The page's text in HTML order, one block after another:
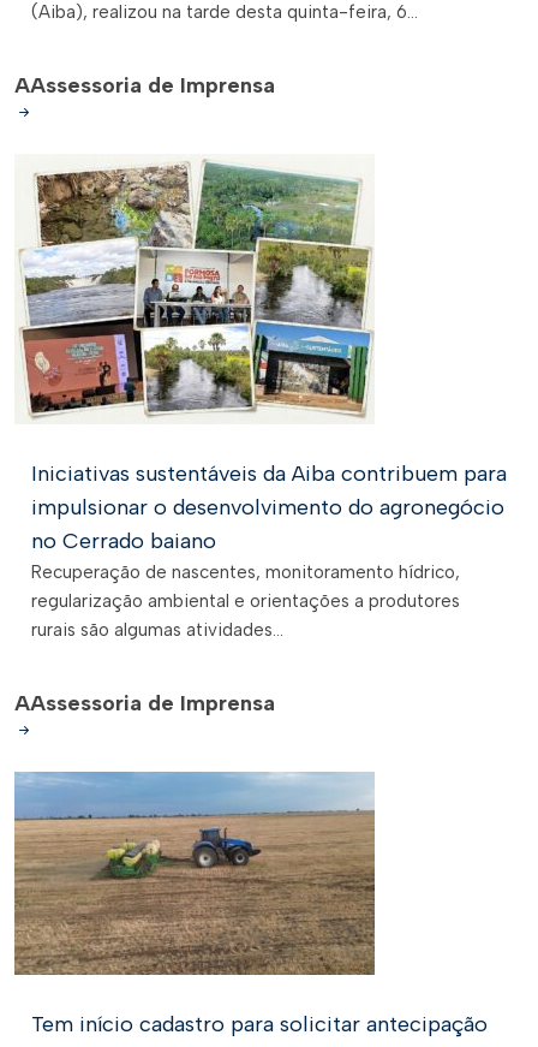
(Aiba), realizou na tarde desta quinta-feira, 6...
AAssessoria de Imprensa
Iniciativas sustentáveis da Aiba contribuem para
impulsionar o desenvolvimento do agronegócio
no Cerrado baiano
Recuperação de nascentes, monitoramento hídrico,
regularização ambiental e orientações a produtores
rurais são algumas atividades...
AAssessoria de Imprensa
Tem início cadastro para solicitar antecipação